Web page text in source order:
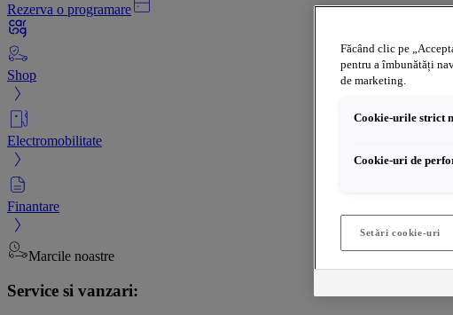
Rezerva o programare
Shop
Electromobilitate
Finantare
Marcile noastre
Service si vanzari:
Făcând clic pe
pentru a îmbunătăți
de marketing.
Cookie-urile strict
Cookie-uri de
Setări cookie-uri